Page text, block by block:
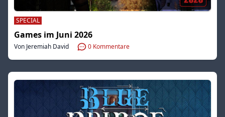
SPECIAL
Games im Juni 2026
Von Jeremiah David 0 Kommentare